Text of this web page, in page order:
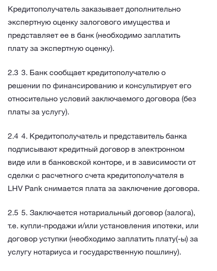
Кредитополучатель заказывает дополнительно
экспертную оценку залогового имущества и
представляет ее в банк (необходимо заплатить
плату за экспертную оценку).
3. Банк сообщает кредитополучателю о
решении по финансированию и консультирует его
относительно условий заключаемого договора (без
платы за услугу).
4. Кредитополучатель и представитель банка
подписывают кредитный договор в электронном
виде или в банковской конторе, и в зависимости от
сделки с расчетного счета кредитополучателя в
LHV Pank снимается плата за заключение договора.
5. Заключается нотариальный договор (залога),
т.е. купли-продажи и/или установления ипотеки, или
договор уступки (необходимо заплатить плату(-ы) за
услугу нотариуса и государственную пошлину).